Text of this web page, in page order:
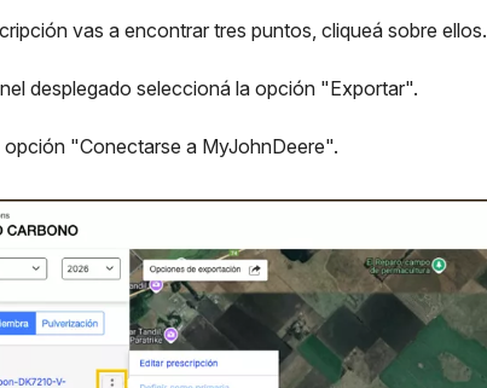
vas a encontrar tres puntos, cliqueá sobre ellos.
desplegado seleccioná la opción "Exportar".
opción "Conectarse a MyJohnDeere".